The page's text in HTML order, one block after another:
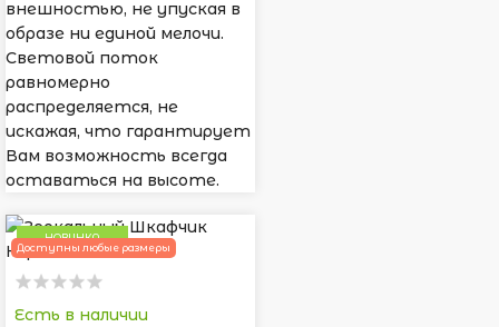
внешностью, не упуская в
образе ни единой мелочи.
Световой поток
равномерно
распределяется, не
искажая, что гарантирует
Вам возможность всегда
оставаться на высоте.
НОВИНКА
Доступны любые размеры
Есть в наличии